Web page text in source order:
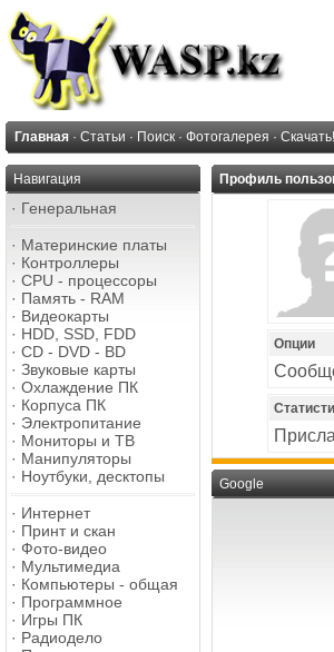
Главная · Статьи · Поиск · Фотогалерея · Скачать!
Навигация
· Генеральная
· Материнские платы
· Контроллеры
· CPU - процессоры
· Память - RAM
· Видеокарты
· HDD, SSD, FDD
· CD - DVD - BD
· Звуковые карты
· Охлаждение ПК
· Корпуса ПК
· Электропитание
· Мониторы и ТВ
· Манипуляторы
· Ноутбуки, десктопы
· Интернет
· Принт и скан
· Фото-видео
· Мультимедиа
· Компьютеры - общая
· Программное
· Игры ПК
· Радиодело
Профиль
Опции
Google